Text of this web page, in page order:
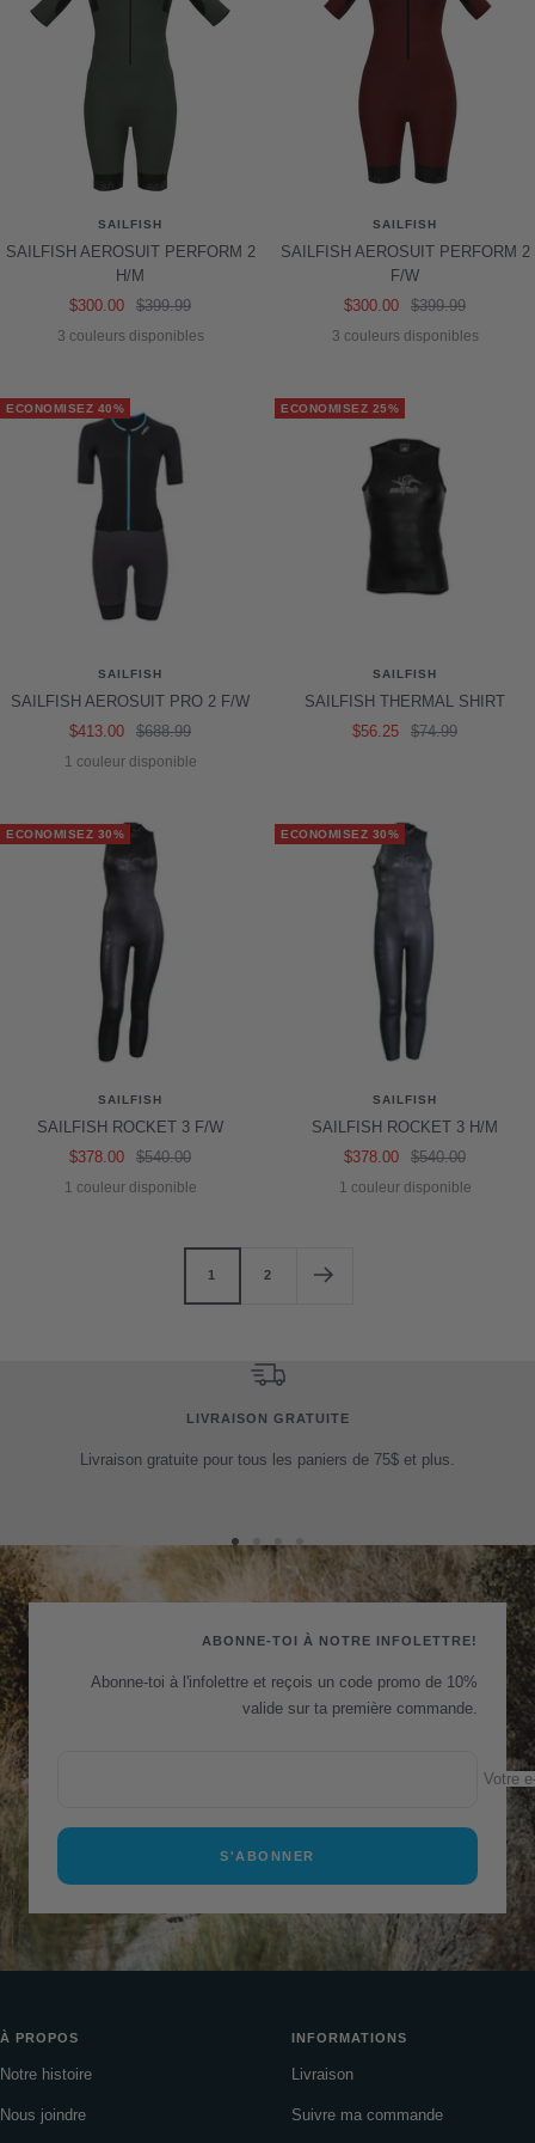
SAILFISH
SAILFISH AEROSUIT PERFORM 2
H/M
Prix
de
$300.00
Prix
normal
$399.99
3 couleurs disponibles
SAILFISH
SAILFISH AEROSUIT PERFORM 2
F/W
Prix
de
$300.00
Prix
normal
$399.99
3 couleurs disponibles
ECONOMISEZ 40%
SAILFISH
SAILFISH AEROSUIT PRO 2 F/W
Prix
de
$413.00
Prix
normal
$688.99
1 couleur disponible
ECONOMISEZ 25%
SAILFISH
SAILFISH THERMAL SHIRT
Prix
$56.25
Prix
$74.99
ECONOMISEZ 30%
SAILFISH
SAILFISH ROCKET 3 F/W
Prix
de
$378.00
Prix
normal
$540.00
1 couleur disponible
ECONOMISEZ 30%
SAILFISH
SAILFISH ROCKET 3 H/M
Prix
de
$378.00
Prix
normal
$540.00
1 couleur disponible
1 2
LIVRAISON GRATUITE
Livraison gratuite pour tous les paniers de 75$ et plus.
Aller
au
slide
Aller
slide
Aller
slide
Aller
au
slide
ABONNE-TOI À NOTRE INFOLETTRE!
Abonne-toi à l'infolettre et reçois un code promo de 10%
valide sur ta première commande.
Votre
S'ABONNER
À PROPOS
Notre histoire
Nous joindre
INFORMATIONS
Livraison
Suivre ma commande